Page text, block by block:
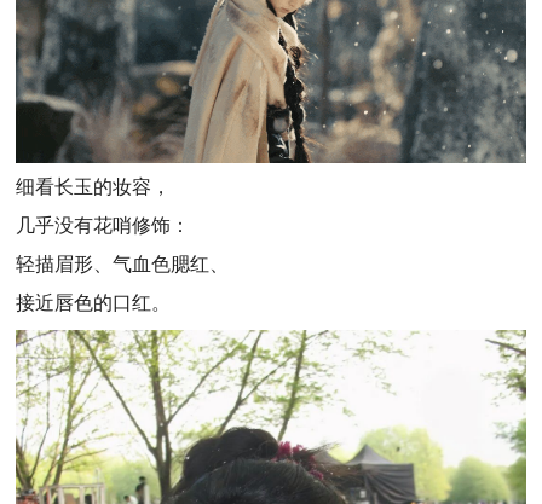
细看长玉的妆容，
几乎没有花哨修饰：
轻描眉形、气血色腮红、
接近唇色的口红。